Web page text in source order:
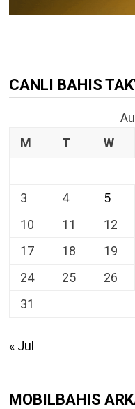
CANLI BAHIS
M
T W
3
4 5
10
11 12
17
18 19
24
25 26
31
« Jul
MOBILBAHIS